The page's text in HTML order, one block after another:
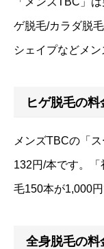
ゲ脱毛/カラダ脱
シェイプなどメ
ヒゲ脱毛の
メンズTBCの「
132円/本です。
毛150本が1,000
全身脱毛の料